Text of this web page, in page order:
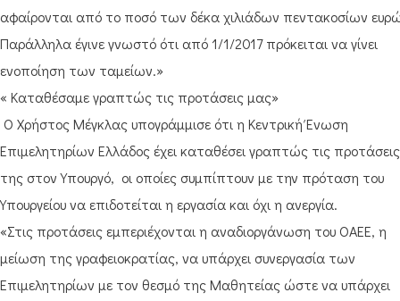
αφαίρονται από το ποσό των δέκα χιλιάδων πεντακοσίων
Παράλληλα έγινε γνωστό ότι από 1/1/2017 πρόκειται να γίνει
ενοποίηση των ταμείων.»
« Καταθέσαμε γραπτώς τις προτάσεις μας»
Ο Χρήστος Μέγκλας υπογράμμισε ότι η Κεντρική Ένωση
Επιμελητηρίων Ελλάδος έχει καταθέσει γραπτώς τις προτάσεις
της στον Υπουργό, οι οποίες συμπίπτουν με την πρόταση του
Υπουργείου να επιδοτείται η εργασία και όχι η ανεργία.
«Στις προτάσεις εμπεριέχονται η αναδιοργάνωση του ΟΑΕΕ, η
μείωση της γραφειοκρατίας, να υπάρχει συνεργασία των
Επιμελητηρίων με τον θεσμό της Μαθητείας ώστε να υπάρχει